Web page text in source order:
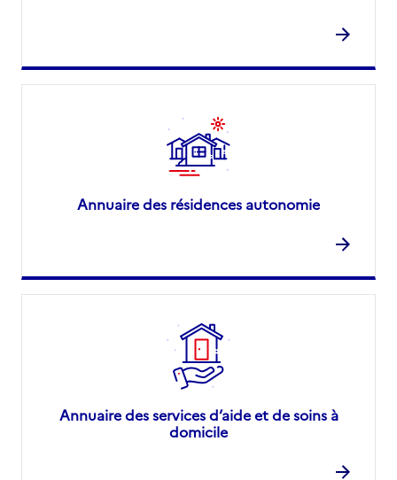
Annuaire des résidences autonomie
Annuaire des services d’aide et de soins à
domicile